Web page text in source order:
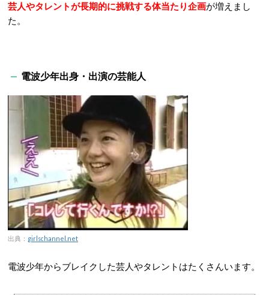
芸人やタレントが長期的に挑戦する体当たり企画が増えまし
た。
電波少年出身・出演の芸能人
出典： girlschannel.net
電波少年からブレイクした芸人やタレントはたくさんいます。